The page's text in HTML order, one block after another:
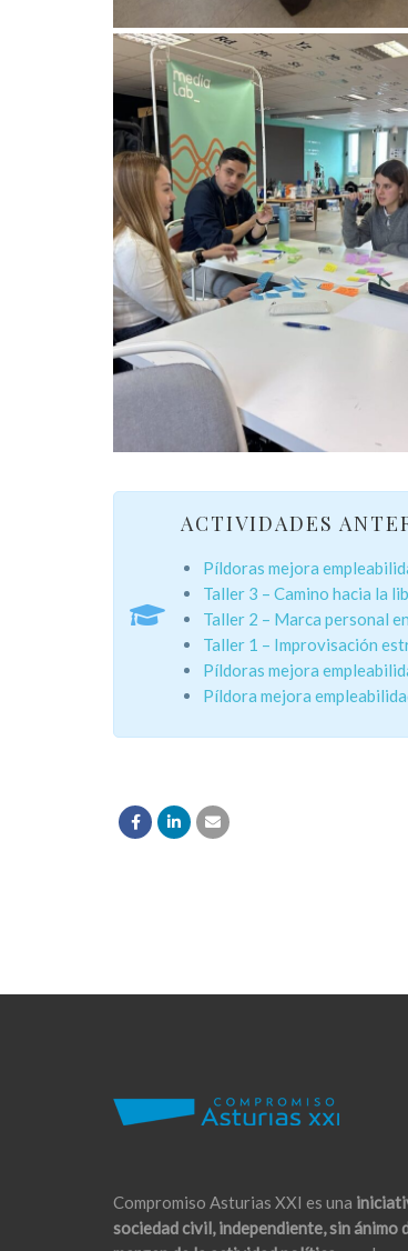
ACTIVIDADES
Píldoras mejora
Taller 3 – Camino hacia la
Taller 2 – Marca personal
Taller 1 – Improvisación
Píldoras mejora
Píldora mejora
Compromiso Asturias XXI es una
sociedad civil, independiente, sin ánimo